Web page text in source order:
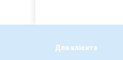
Для клієнта